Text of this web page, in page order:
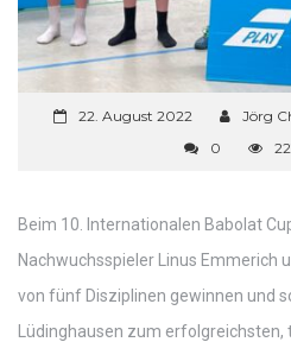
22. August 2022 Jörg
0
Beim 10. Internationalen Babolat
Nachwuchsspieler Linus Emmerich
von fünf Disziplinen gewinnen und
Lüdinghausen zum